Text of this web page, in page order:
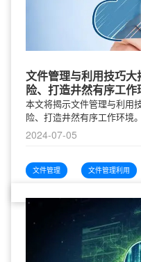
文件管理与利用技巧
险、打造井然有序工作
本文将揭示文件管理与利用
险、打造井然有序工作环境。
2024-07-05
文件管理 文件管理利用